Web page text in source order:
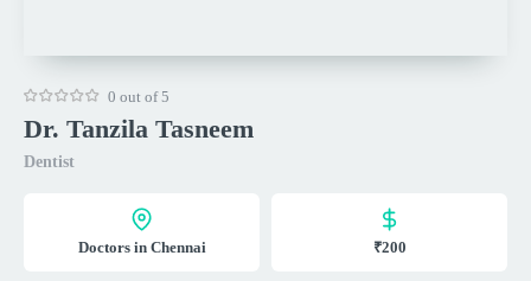
0 out of 5
Dr. Tanzila Tasneem
Dentist
Doctors in Chennai ₹200